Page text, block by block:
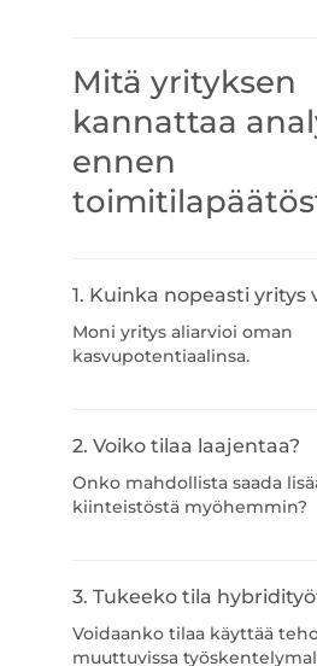
Mitä yrityksen
kannattaa
ennen
1. Kuinka nopeasti yritys
Moni yritys aliarvioi oman
kasvupotentiaalinsa.
2. Voiko tilaa laajentaa?
Onko mahdollista saada
kiinteistöstä myöhemmin?
3. Tukeeko tila
Voidaanko tilaa käyttää
muuttuvissa